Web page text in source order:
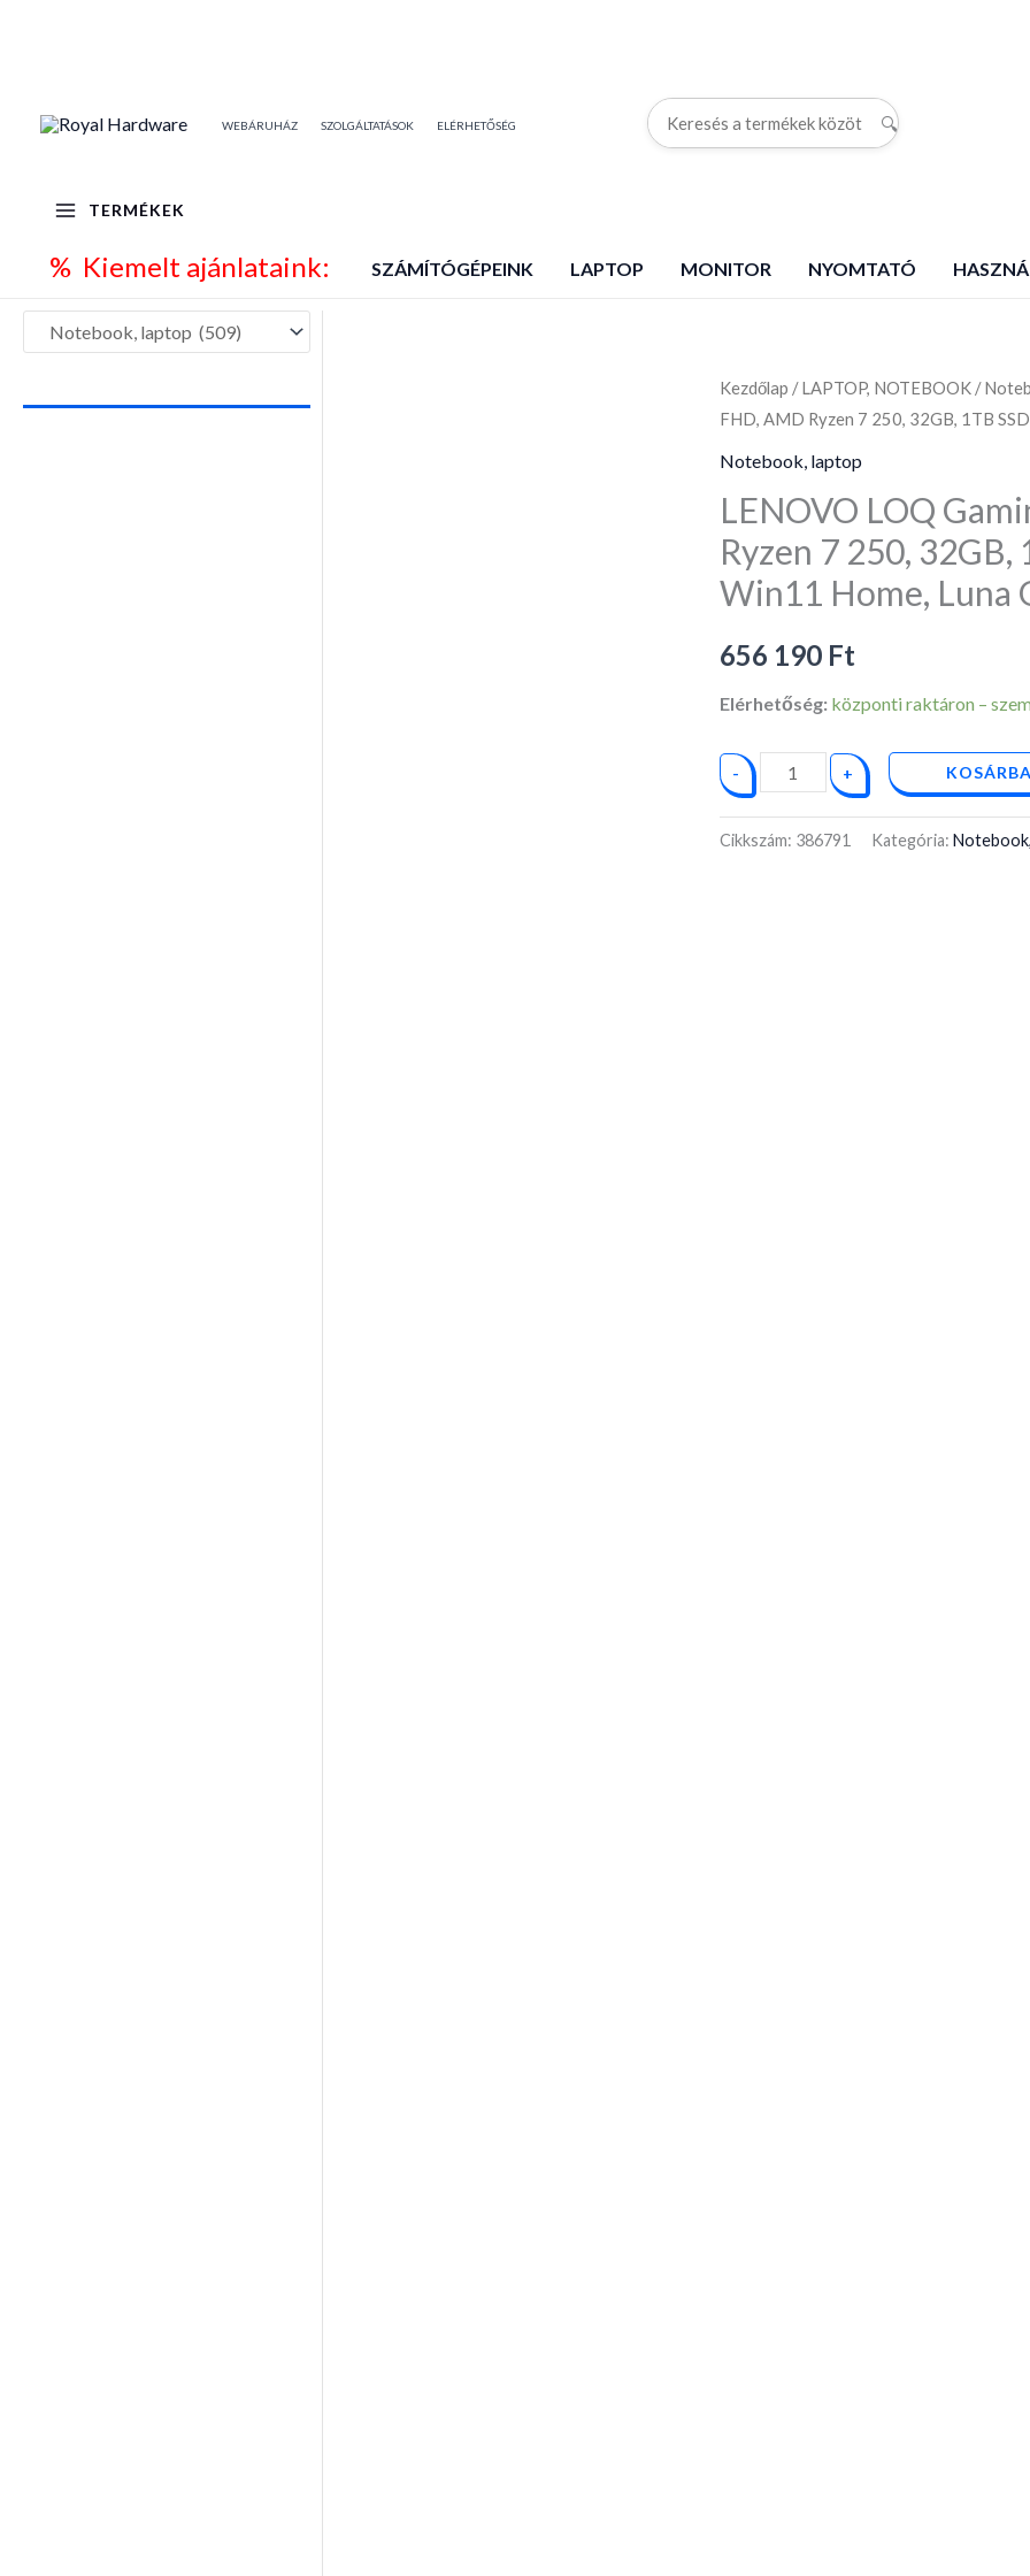
WEBÁRUHÁZ SZOLGÁLTATÁSOK ELÉRHETŐSÉG 🔍
TERMÉKEK
% Kiemelt ajánlataink: SZÁMÍTÓGÉPEINK LAPTOP MONITOR NYOMTATÓ
Kezdőlap /LAPTOP, NOTEBOOK/
FHD, AMD Ryzen 7 250, 32GB, 1TB
Notebook, laptop
LENOVO LOQ
Ryzen 7 250, 32GB,
Win11 Home, Luna
656 190 Ft
Elérhetőség: központi raktáron –
-
LENOVO
LOQ
Gaming
15.6"
FHD,
AMD
7
1TB
SSD,
nV
+
Cikkszám: 386791 Kategória: